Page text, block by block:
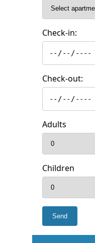
Check-in:
Check-out:
Adults
Children